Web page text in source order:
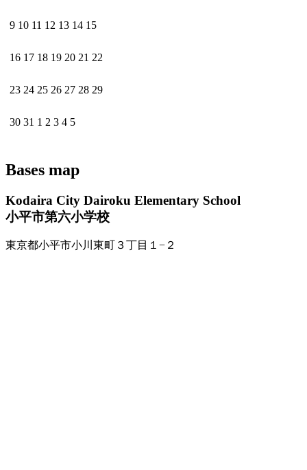
9 10 11 12 13 14 15
16 17 18 19 20 21 22
23 24 25 26 27 28 29
30 31 1 2 3 4 5
Bases map
Kodaira City Dairoku Elementary School
小平市第六小学校
東京都小平市小川東町３丁目１−２